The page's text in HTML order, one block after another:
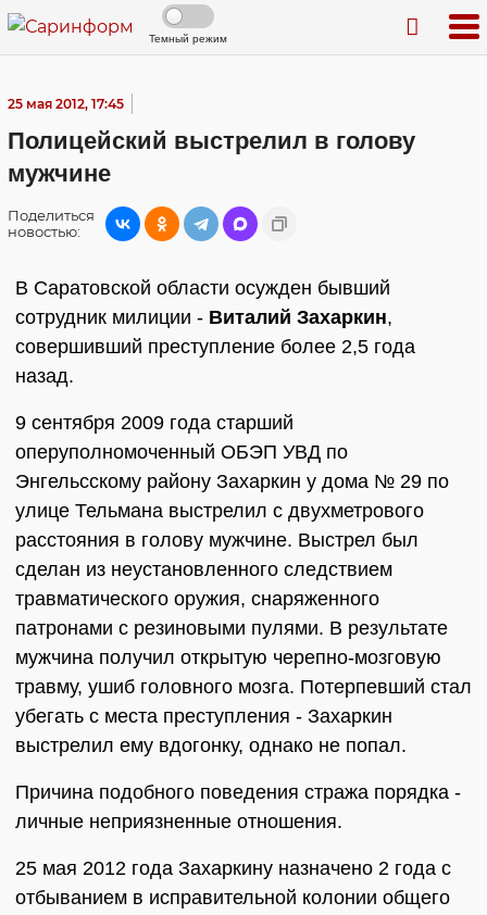
Темный режим
25 мая 2012, 17:45
Полицейский выстрелил в голову
мужчине
Поделиться
новостью:
В Саратовской области осужден бывший
сотрудник милиции - Виталий Захаркин,
совершивший преступление более 2,5 года
назад.
9 сентября 2009 года старший
оперуполномоченный ОБЭП УВД по
Энгельсскому району Захаркин у дома № 29 по
улице Тельмана выстрелил с двухметрового
расстояния в голову мужчине. Выстрел был
сделан из неустановленного следствием
травматического оружия, снаряженного
патронами с резиновыми пулями. В результате
мужчина получил открытую черепно-мозговую
травму, ушиб головного мозга. Потерпевший стал
убегать с места преступления - Захаркин
выстрелил ему вдогонку, однако не попал.
Причина подобного поведения стража порядка -
личные неприязненные отношения.
25 мая 2012 года Захаркину назначено 2 года с
отбыванием в исправительной колонии общего